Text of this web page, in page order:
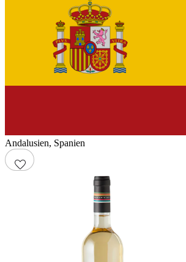
Andalusien, Spanien